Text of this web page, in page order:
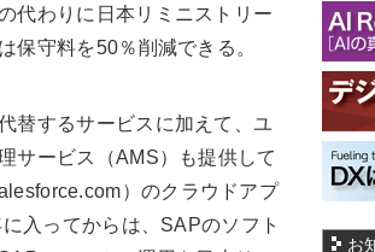
代わりに日本リミニストリー
保守料を50％削減できる。
替するサービスに加えて、ユ
サービス（AMS）も提供して
）のクラウドアプ
入ってからは、SAPのソフト
お